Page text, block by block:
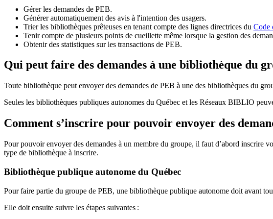
Gérer les demandes de PEB.
Générer automatiquement des avis à l'intention des usagers.
Trier les bibliothèques prêteuses en tenant compte des lignes directrices du Code
Tenir compte de plusieurs points de cueillette même lorsque la gestion des
Obtenir des statistiques sur les transactions de PEB.
Qui peut faire des demandes à une bibliothèque du
Toute bibliothèque peut envoyer des demandes de PEB à une des bibliothèques du
Seules les bibliothèques publiques autonomes du Québec et les Réseaux BIBLIO
Comment s’inscrire pour pouvoir envoyer des
Pour pouvoir envoyer des demandes à un membre du groupe, il faut d’abord inscrire
type de bibliothèque à inscrire.
Bibliothèque publique autonome du Québec
Pour faire partie du groupe de PEB, une bibliothèque publique autonome doit avant
Elle doit ensuite suivre les étapes suivantes :